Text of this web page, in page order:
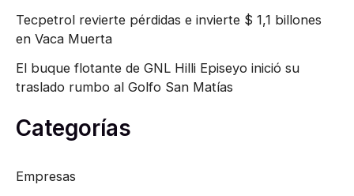
Tecpetrol revierte pérdidas e invierte $ 1,1 billones
en Vaca Muerta
El buque flotante de GNL Hilli Episeyo inició su
traslado rumbo al Golfo San Matías
Categorías
Empresas